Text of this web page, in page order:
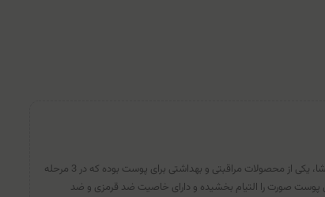
ماسک سفید کننده سه مرحله ای صورت میشا، یکی از محصولات مراقبتی و بهداشتی برای پوست بوده که در 3 مرحله
پوست صورت را التیام بخشیده و دارای خاصیت ضد قرمزی و ضد